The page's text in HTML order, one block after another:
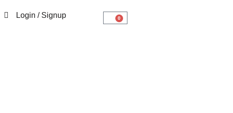
Login / Signup 0